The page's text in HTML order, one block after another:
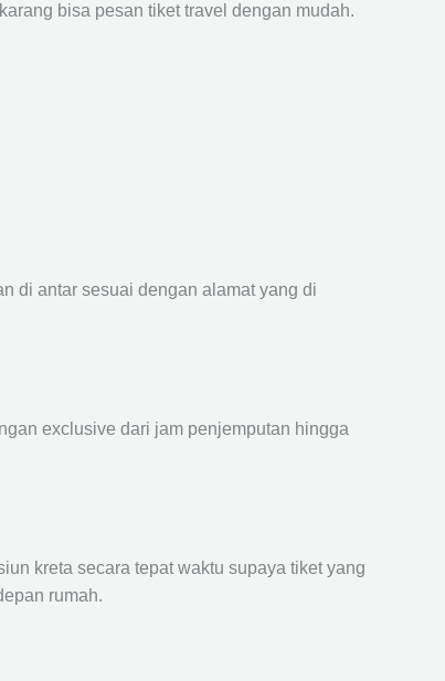
bisa pesan tiket travel dengan mudah.
di antar sesuai dengan alamat yang di
exclusive dari jam penjemputan hingga
kreta secara tepat waktu supaya tiket yang
rumah.